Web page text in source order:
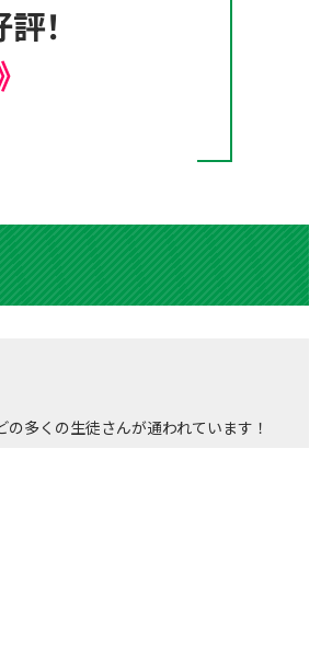
！
多くの生徒さんが通われています！